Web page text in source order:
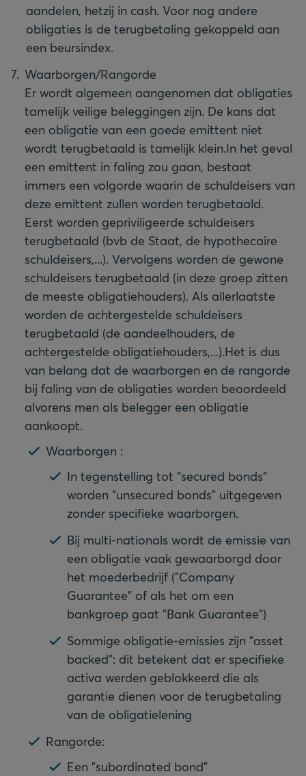
aandelen, hetzij in cash. Voor nog andere
obligaties is de terugbetaling gekoppeld aan
een beursindex.
Waarborgen/Rangorde
Er wordt algemeen aangenomen dat obligaties
tamelijk veilige beleggingen zijn. De kans dat
een obligatie van een goede emittent niet
wordt terugbetaald is tamelijk klein.In het geval
een emittent in faling zou gaan, bestaat
immers een volgorde waarin de schuldeisers van
deze emittent zullen worden terugbetaald.
Eerst worden gepriviligeerde schuldeisers
terugbetaald (bvb de Staat, de hypothecaire
schuldeisers,...). Vervolgens worden de gewone
schuldeisers terugbetaald (in deze groep zitten
de meeste obligatiehouders). Als allerlaatste
worden de achtergestelde schuldeisers
terugbetaald (de aandeelhouders, de
achtergestelde obligatiehouders,...).Het is dus
van belang dat de waarborgen en de rangorde
bij faling van de obligaties worden beoordeeld
alvorens men als belegger een obligatie
aankoopt.
Waarborgen :
In tegenstelling tot "secured bonds"
worden "unsecured bonds" uitgegeven
zonder specifieke waarborgen.
Bij multi-nationals wordt de emissie van
een obligatie vaak gewaarborgd door
het moederbedrijf ("Company
Guarantee" of als het om een
bankgroep gaat "Bank Guarantee")
Sommige obligatie-emissies zijn "asset
backed": dit betekent dat er specifieke
activa werden geblokkeerd die als
garantie dienen voor de terugbetaling
van de obligatielening
Rangorde:
Een "subordinated bond"